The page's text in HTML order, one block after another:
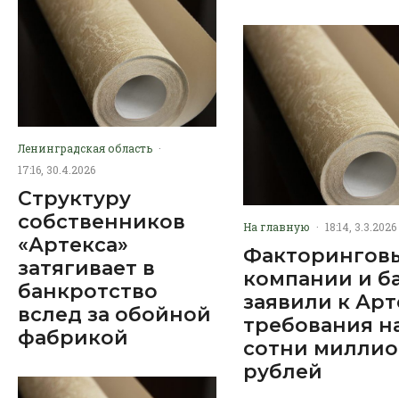
Ленинградская область ·
17:16, 30.4.2026
Структуру
собственников
«Артекса»
затягивает в
банкротство
вслед за обойной
фабрикой
На главную · 18:14, 3.3.2026
компании и
заявили к
требования
сотни
рублей